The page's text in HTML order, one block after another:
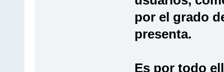
por el grado
presenta.
Es por todo